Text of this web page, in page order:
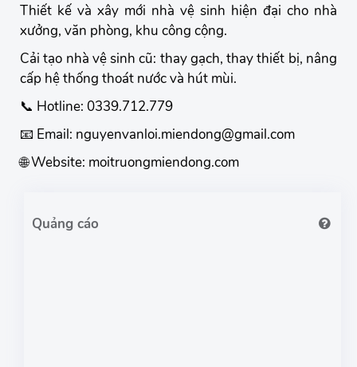
Thiết kế và xây mới nhà vệ sinh hiện đại cho nhà
xưởng, văn phòng, khu công cộng.
Cải tạo nhà vệ sinh cũ: thay gạch, thay thiết bị, nâng
cấp hệ thống thoát nước và hút mùi.
📞 Hotline: 0339.712.779
📧 Email: nguyenvanloi.miendong@gmail.com
🌐 Website: moitruongmiendong.com